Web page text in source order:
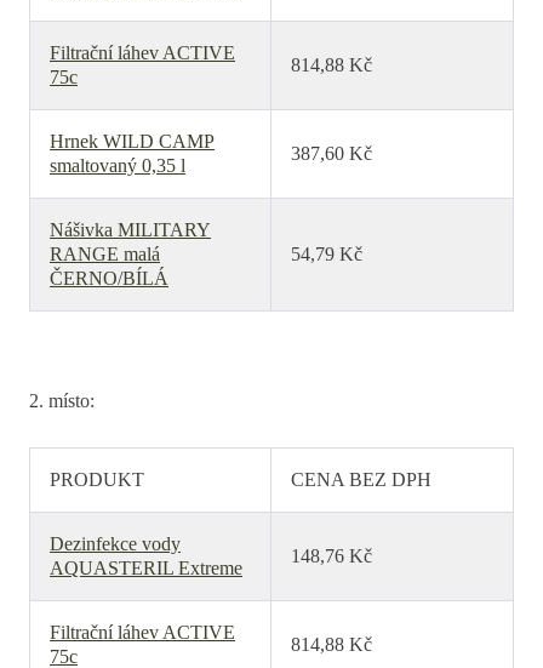
Filtrační láhev ACTIVE
75c
814,88 Kč
Hrnek WILD CAMP
smaltovaný 0,35 l
387,60 Kč
Nášivka MILITARY
RANGE malá
ČERNO/BÍLÁ
54,79 Kč
2. místo:
PRODUKT CENA BEZ DPH
Dezinfekce vody
AQUASTERIL Extreme
148,76 Kč
Filtrační láhev ACTIVE
75c
814,88 Kč